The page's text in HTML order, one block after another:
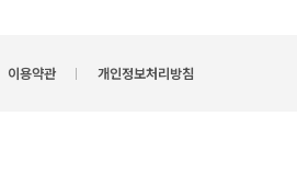
이용약관 개인정보처리방침